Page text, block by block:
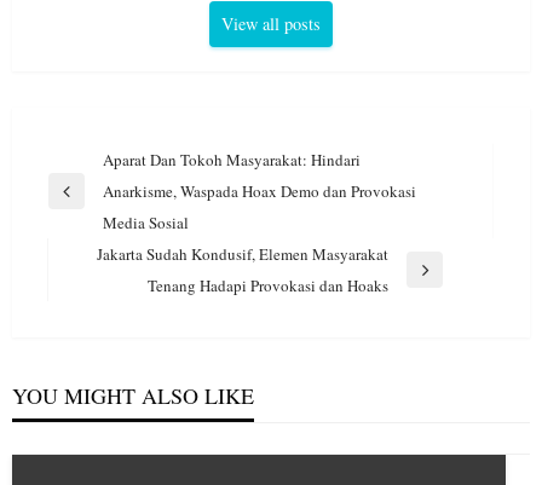
View all posts
Navigasi
pos
Aparat Dan Tokoh Masyarakat: Hindari
Anarkisme, Waspada Hoax Demo dan Provokasi
Media Sosial
Jakarta Sudah Kondusif, Elemen Masyarakat
Tenang Hadapi Provokasi dan Hoaks
YOU MIGHT ALSO LIKE